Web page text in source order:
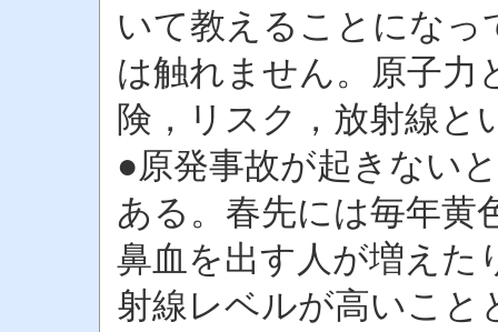
いて教えることにな
は触れません。原子力
険，リスク，放射線と
●原発事故が起きない
ある。春先には毎年黄
鼻血を出す人が増えた
射線レベルが高いこと